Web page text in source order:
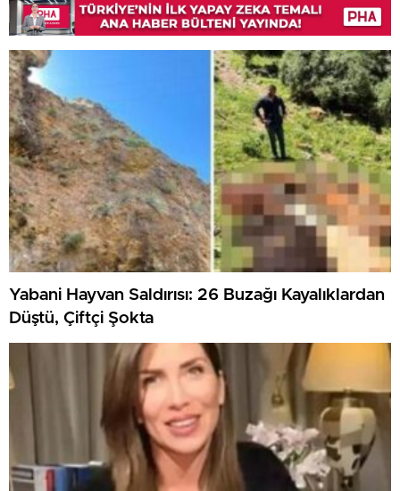
Yabani Hayvan Saldırısı: 26 Buzağı Kayalıklardan
Düştü, Çiftçi Şokta